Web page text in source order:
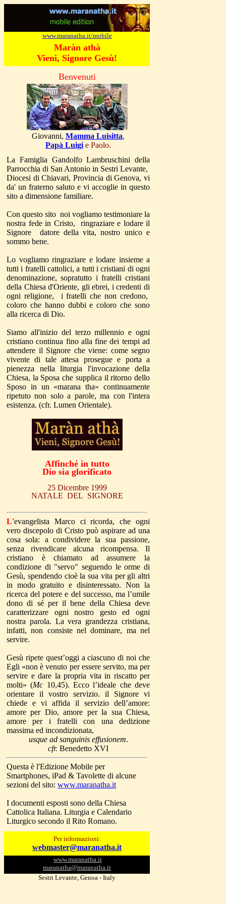
www.maranatha.it/mobile
Maràn athà
Vieni, Signore Gesù!
Benvenuti
Giovanni, Mamma Luisitta,
Papà Luigi e Paolo.
La Famiglia Gandolfo Lambruschini della
Parrocchia di San Antonio in Sestri Levante,
Diocesi di Chiavari, Provincia di Genova, vi
da' un fraterno saluto e vi accoglie in questo
sito a dimensione familiare.
Con questo sito noi vogliamo testimoniare la
nostra fede in Cristo, ringraziare e lodare il
Signore datore della vita, nostro unico e
sommo bene.
Lo vogliamo ringraziare e lodare insieme a
tutti i fratelli cattolici, a tutti i cristiani di ogni
denominazione, sopratutto i fratelli cristiani
della Chiesa d'Oriente, gli ebrei, i credenti di
ogni religione, i fratelli che non credono,
coloro che hanno dubbi e coloro che sono
alla ricerca di Dio.
Siamo all'inizio del terzo millennio e ogni
cristiano continua fino alla fine dei tempi ad
attendere il Signore che viene: come segno
vivente di tale attesa prosegue e porta a
pienezza nella liturgia l'invocazione della
Chiesa, la Sposa che supplica il ritorno dello
Sposo in un «marana tha» continuamente
ripetuto non solo a parole, ma con l'intera
esistenza. (cfr. Lumen Orientale).
Affinché in tutto
Dio sia glorificato
25 Dicembre 1999
NATALE DEL SIGNORE
L'evangelista Marco ci ricorda, che ogni
vero discepolo di Cristo può aspirare ad una
cosa sola: a condividere la sua passione,
senza rivendicare alcuna ricompensa. Il
cristiano è chiamato ad assumere la
condizione di "servo" seguendo le orme di
Gesù, spendendo cioè la sua vita per gli altri
in modo gratuito e disinteressato. Non la
ricerca del potere e del successo, ma l’umile
dono di sé per il bene della Chiesa deve
caratterizzare ogni nostro gesto ed ogni
nostra parola. La vera grandezza cristiana,
infatti, non consiste nel dominare, ma nel
servire.
Gesù ripete quest’oggi a ciascuno di noi che
Egli «non è venuto per essere servito, ma per
servire e dare la propria vita in riscatto per
molti» (Mc 10,45). Ecco l’ideale che deve
orientare il vostro servizio. il Signore vi
chiede e vi affida il servizio dell’amore:
amore per Dio, amore per la sua Chiesa,
amore per i fratelli con una dedizione
massima ed incondizionata,
usque ad sanguinis effusionem.
cfr. Benedetto XVI
Questa è l'Edizione Mobile per
Smartphones, iPad & Tavolette di alcune
sezioni del sito: www.maranatha.it
I documenti esposti sono della Chiesa
Cattolica Italiana. Liturgia e Calendario
Liturgico secondo il Rito Romano.
Per informazioni:
webmaster@maranatha.it
www.maranatha.it
maranatha@maranatha.it
Sestri Levante, Genoa - Italy